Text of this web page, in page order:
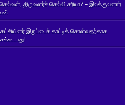
திருவளர்ச் செல்வி சரியா? – இலக்குவனார்
இருப்பைக் காட்டிக் கொள்வதற்காக